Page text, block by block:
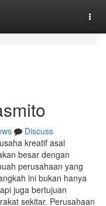
Discuss
kreatif asal
besar dengan
perusahaan yang
ini bukan hanya
juga bertujuan
sekitar. Perusahaan